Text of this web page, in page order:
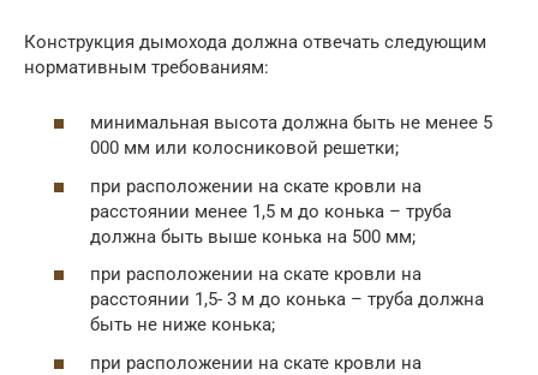
Конструкция дымохода должна отвечать следующим
нормативным требованиям:
минимальная высота должна быть не менее 5
000 мм или колосниковой решетки;
при расположении на скате кровли на
расстоянии менее 1,5 м до конька – труба
должна быть выше конька на 500 мм;
при расположении на скате кровли на
расстоянии 1,5- 3 м до конька – труба должна
быть не ниже конька;
при расположении на скате кровли на